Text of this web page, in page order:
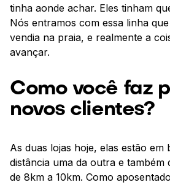
tinha aonde achar. Eles tinham
Nós entramos com essa linha
vendia na praia, e realmente a
avançar.
Como você faz
novos clientes?
As duas lojas hoje, elas estão em
distância uma da outra e também
de 8km a 10km. Como